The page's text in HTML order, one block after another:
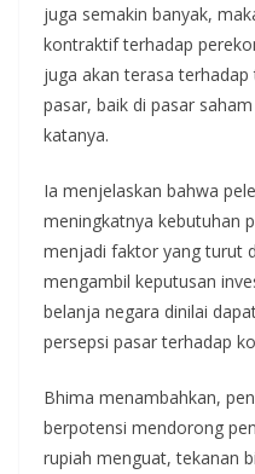
juga semakin banyak,
kontraktif terhadap
juga akan terasa
pasar, baik di pasar
katanya.
Ia menjelaskan bahwa
meningkatnya kebutuhan
menjadi faktor yang turut
mengambil keputusan
belanja negara dinilai
persepsi pasar terhadap
Bhima menambahkan,
berpotensi mendorong
rupiah menguat, tekanan